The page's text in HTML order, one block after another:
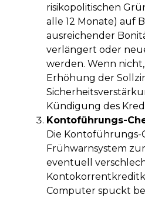
risikopolitischen
alle 12 Monate) auf
ausreichender
verlängert oder
werden. Wenn
Erhöhung der
Kündigung des
Kontoführungs-
Die Kontoführungs-
Frühwarnsystem
eventuell
Computer spuckt